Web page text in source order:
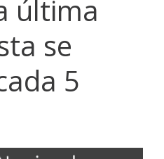
última
se
5